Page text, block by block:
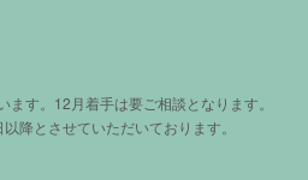
ます。12月着手は要ご相談となります。
降とさせていただいております。